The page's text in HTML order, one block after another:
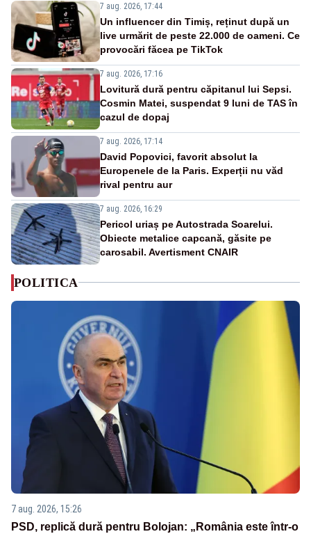
7 aug. 2026, 17:44
Un influencer din Timiș, reținut după un
live urmărit de peste 22.000 de oameni. Ce
provocări făcea pe TikTok
7 aug. 2026, 17:16
Lovitură dură pentru căpitanul lui Sepsi.
Cosmin Matei, suspendat 9 luni de TAS în
cazul de dopaj
7 aug. 2026, 17:14
David Popovici, favorit absolut la
Europenele de la Paris. Experții nu văd
rival pentru aur
7 aug. 2026, 16:29
Pericol uriaș pe Autostrada Soarelui.
Obiecte metalice capcană, găsite pe
carosabil. Avertisment CNAIR
POLITICA
7 aug. 2026, 15:26
PSD, replică dură pentru Bolojan: „România este într-o